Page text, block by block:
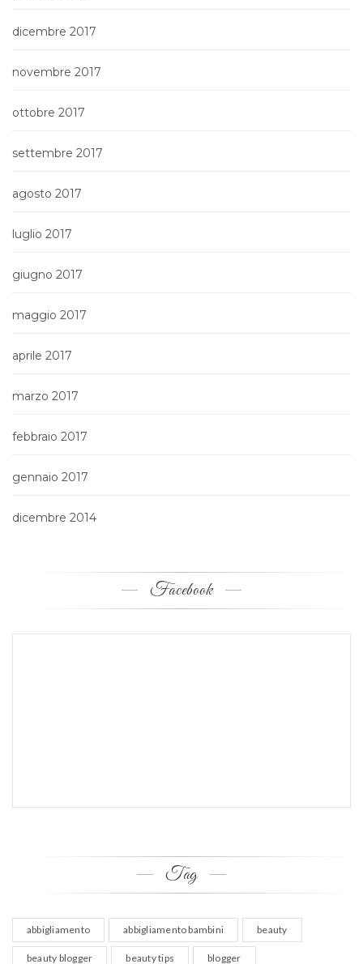
dicembre 2017
novembre 2017
ottobre 2017
settembre 2017
agosto 2017
luglio 2017
giugno 2017
maggio 2017
aprile 2017
marzo 2017
febbraio 2017
gennaio 2017
dicembre 2014
Facebook
Tag
abbigliamento abbigliamento bambini beauty
beauty blogger beauty tips blogger